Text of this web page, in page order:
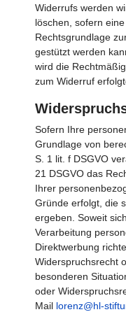
Widerrufs werden
löschen, sofern
Rechtsgrundlage
gestützt werden
wird die
zum Widerruf
Sofern Ihre
Grundlage von
S. 1 lit. f DSGVO
21 DSGVO das
Ihrer
Gründe erfolgt, die
ergeben. Soweit
Verarbeitung
Direktwerbung
Widerspruchsrecht
besonderen
oder
Mail lorenz@hl-